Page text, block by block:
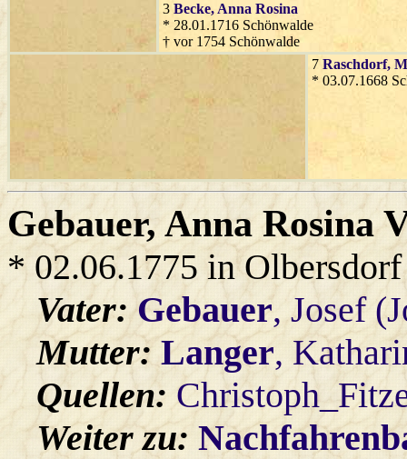
3 Becke, Anna Rosina
* 28.01.1716 Schönwalde
† vor 1754 Schönwalde
7 Raschdorf,
* 03.07.1668
Gebauer, Anna Rosina
* 02.06.1775 in Olbersdorf
Vater:Gebauer, Josef
Mutter:Langer,
Quellen:
Weiter zu: